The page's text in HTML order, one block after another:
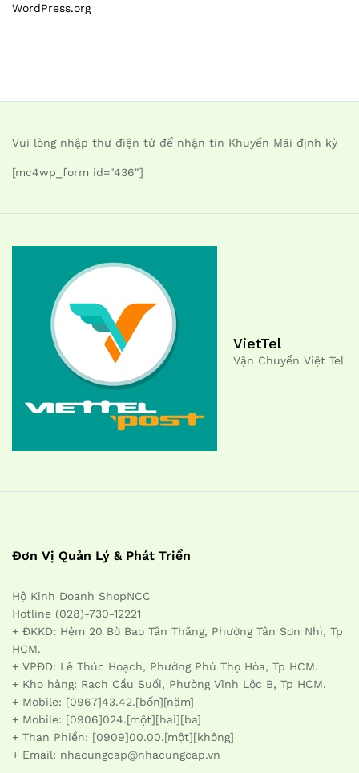
WordPress.org
Vui lòng nhập thư điện tử để nhận tin Khuyến Mãi định kỳ
[mc4wp_form id="436"]
VietTel
Vận Chuyển Việt Tel
Đơn Vị Quản Lý & Phát Triển
Hộ Kinh Doanh ShopNCC
Hotline (028)-730-12221
+ ĐKKD: Hẻm 20 Bờ Bao Tân Thắng, Phường Tân Sơn Nhì, Tp
HCM.
+ VPĐD: Lê Thúc Hoạch, Phường Phú Thọ Hòa, Tp HCM.
+ Kho hàng: Rạch Cầu Suối, Phường Vĩnh Lộc B, Tp HCM.
+ Mobile: [0967]43.42.[bốn][năm]
+ Mobile: [0906]024.[một][hai][ba]
+ Than Phiền: [0909]00.00.[một][không]
+ Email: nhacungcap@nhacungcap.vn